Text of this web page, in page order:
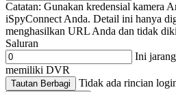
Catatan: Gunakan kredensial kamera
iSpyConnect Anda. Detail ini hanya
menghasilkan URL Anda dan tidak
Saluran
Ini
memiliki DVR
Tautan Berbagi Tidak ada rincian